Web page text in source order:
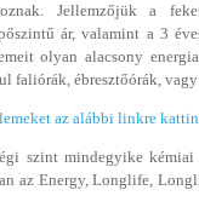
Jellemzőjük a
ár, valamint a 3
olyan alacsony
faliórák, ébresztőórák,
az alábbi linkre
szint mindegyike kémiai
az Energy, Longlife,